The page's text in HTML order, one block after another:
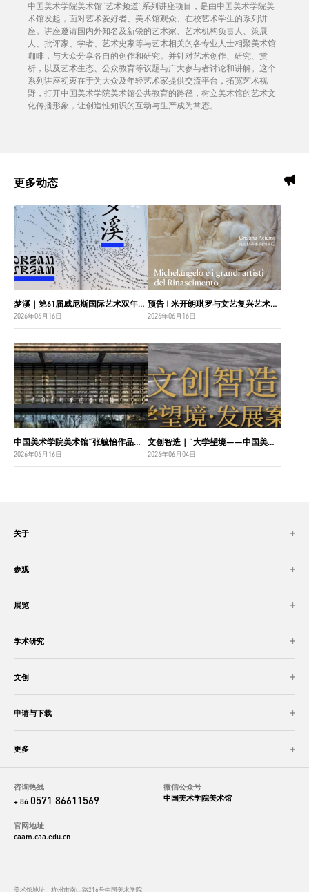
中国美术学院美术馆“艺术频道”系列讲座项目，是由中国美术学院美
术馆发起，面对艺术爱好者、美术馆观众、在校艺术学生的系列讲
座。讲座邀请国内外知名及新锐的艺术家、艺术机构负责人、策展
人、批评家、学者、艺术史家等与艺术相关的各专业人士相聚美术馆
咖啡，与大众分享各自的创作和研究。并针对艺术创作、研究、赏
析，以及艺术生态、公众教育等议题与广大参与者讨论和讲解。这个
系列讲座初衷在于为大众及年轻艺术家提供交流平台，拓宽艺术视
野，打开中国美术学院美术馆公共教育的路径，树立美术馆的艺术文
化传播形象，让创造性知识的互动与生产成为常态。
更多动态
梦溪｜第61届威尼斯国际艺术双年展中国国家馆主视觉设计
2026年06月16日
预告 | 米开朗琪罗与文艺复兴艺术巨匠：佛罗伦萨博纳罗蒂之家珍藏
2026年06月16日
中国美术学院美术馆“张毓怡作品捐赠收藏项目”入选“2026年度国家美术作品收藏和捐赠奖励项目名单”
2026年06月16日
文创智造｜“大学望境——中国美术学院建设世界一流大学二十周年”特展导览
2026年06月04日
关于
参观
展览
学术研究
文创
申请与下载
更多
咨询热线
+ 86 0571 86611569
官网地址
caam.caa.edu.cn
微信公众号
中国美术学院美术馆
美术馆地址：杭州市南山路216号中国美术学院